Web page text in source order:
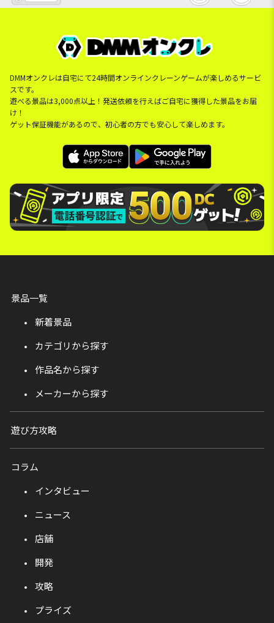
DMMオンクレは自宅にて24時間オンラインクレーンゲームが楽しめるサービ
スです。
遊べる景品は3,000点以上！発送依頼を行えばご自宅に獲得した景品をお届
け！
ゲット保証機能があるので、初心者の方でも安心して楽しめます。
景品一覧
新着景品
カテゴリから探す
作品名から探す
メーカーから探す
遊び方攻略
コラム
インタビュー
ニュース
店舗
開発
攻略
プライズ